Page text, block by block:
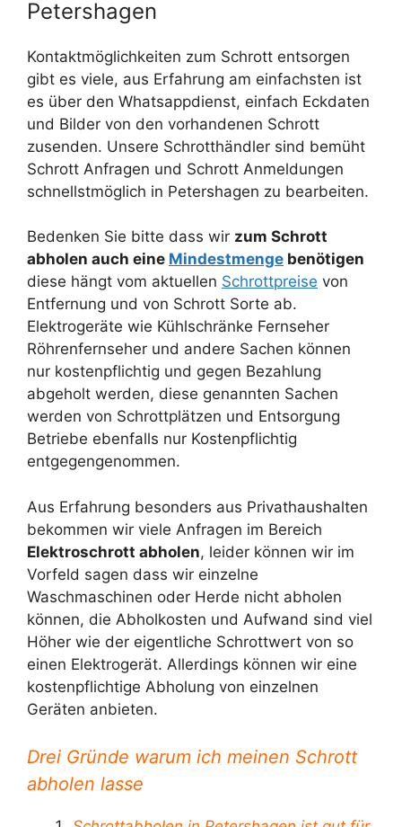
Petershagen
Kontaktmöglichkeiten zum Schrott entsorgen
gibt es viele, aus Erfahrung am einfachsten ist
es über den Whatsappdienst, einfach Eckdaten
und Bilder von den vorhandenen Schrott
zusenden. Unsere Schrotthändler sind bemüht
Schrott Anfragen und Schrott Anmeldungen
schnellstmöglich in Petershagen zu bearbeiten.
Bedenken Sie bitte dass wir zum Schrott
abholen auch eine Mindestmenge benötigen
diese hängt vom aktuellen Schrottpreise von
Entfernung und von Schrott Sorte ab.
Elektrogeräte wie Kühlschränke Fernseher
Röhrenfernseher und andere Sachen können
nur kostenpflichtig und gegen Bezahlung
abgeholt werden, diese genannten Sachen
werden von Schrottplätzen und Entsorgung
Betriebe ebenfalls nur Kostenpflichtig
entgegengenommen.
Aus Erfahrung besonders aus Privathaushalten
bekommen wir viele Anfragen im Bereich
Elektroschrott abholen, leider können wir im
Vorfeld sagen dass wir einzelne
Waschmaschinen oder Herde nicht abholen
können, die Abholkosten und Aufwand sind viel
Höher wie der eigentliche Schrottwert von so
einen Elektrogerät. Allerdings können wir eine
kostenpflichtige Abholung von einzelnen
Geräten anbieten.
Drei Gründe warum ich meinen Schrott
abholen lasse